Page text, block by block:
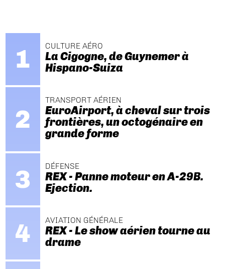
CULTURE AÉRO
La Cigogne, de Guynemer à
Hispano-Suiza
TRANSPORT AÉRIEN
EuroAirport, à cheval sur trois
frontières, un octogénaire en
grande forme
DÉFENSE
REX - Panne moteur en A-29B.
Ejection.
AVIATION GÉNÉRALE
REX - Le show aérien tourne au
drame